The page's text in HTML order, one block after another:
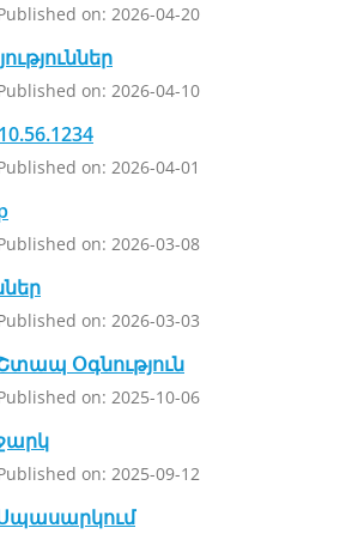
on: 2026-04-20
on: 2026-04-10
on: 2026-04-01
on: 2026-03-08
on: 2026-03-03
Օգնություն
on: 2025-10-06
on: 2025-09-12